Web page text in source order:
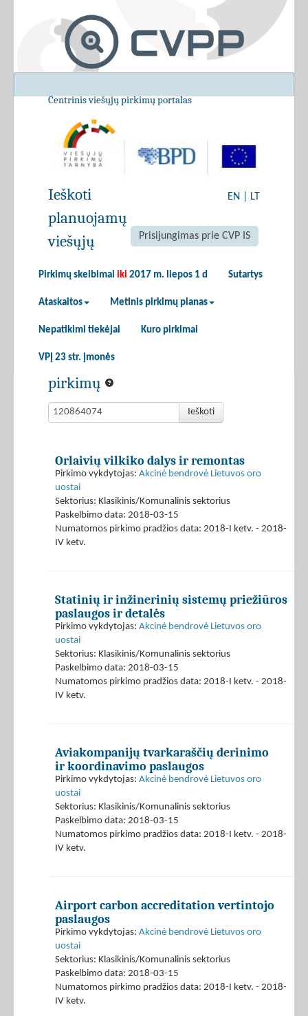
Centrinis viešųjų pirkimų portalas
EN LT
Prisijungimas prie CVP IS
Pirkimų skelbimai iki 2017 m. liepos 1 d Sutartys
Ataskaitos Metinis pirkimų planas
Nepatikimi tiekėjai Kuro pirkimai
VPĮ 23 str. įmonės
Ieškoti
planuojamų
viešųjų
pirkimų
Ieškoti
Orlaivių vilkiko dalys ir remontas
Pirkimo vykdytojas: Akcinė bendrovė Lietuvos oro
uostai
Sektorius: Klasikinis/Komunalinis sektorius
Paskelbimo data: 2018-03-15
Numatomos pirkimo pradžios data: 2018-I ketv. - 2018-
IV ketv.
Statinių ir inžinerinių sistemų priežiūros
paslaugos ir detalės
Pirkimo vykdytojas: Akcinė bendrovė Lietuvos oro
uostai
Sektorius: Klasikinis/Komunalinis sektorius
Paskelbimo data: 2018-03-15
Numatomos pirkimo pradžios data: 2018-I ketv. - 2018-
IV ketv.
Aviakompanijų tvarkaraščių derinimo
ir koordinavimo paslaugos
Pirkimo vykdytojas: Akcinė bendrovė Lietuvos oro
uostai
Sektorius: Klasikinis/Komunalinis sektorius
Paskelbimo data: 2018-03-15
Numatomos pirkimo pradžios data: 2018-I ketv. - 2018-
IV ketv.
Airport carbon accreditation vertintojo
paslaugos
Pirkimo vykdytojas: Akcinė bendrovė Lietuvos oro
uostai
Sektorius: Klasikinis/Komunalinis sektorius
Paskelbimo data: 2018-03-15
Numatomos pirkimo pradžios data: 2018-I ketv. - 2018-
IV ketv.